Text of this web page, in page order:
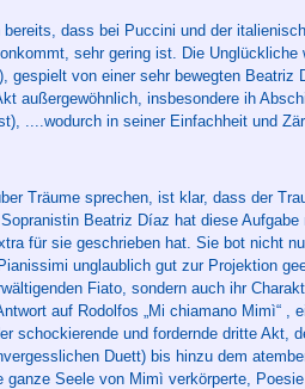
bereits, dass bei Puccini und der
sehr gering ist. Die
gespielt von einer sehr bewegten
außergewöhnlich, insbesondere ih
....wodurch in seiner Einfachheit und
Träume sprechen, ist klar, dass der
Beatriz Díaz hat diese
für sie geschrieben hat. Sie bot nicht
unglaublich gut zur Projektion
Fiato, sondern auch ihr
auf Rodolfos „Mi chiamano Mimì“ ,
schockierende und fordernde dritte Akt,
Duett) bis hinzu dem
ganze Seele von Mimì verkörperte,